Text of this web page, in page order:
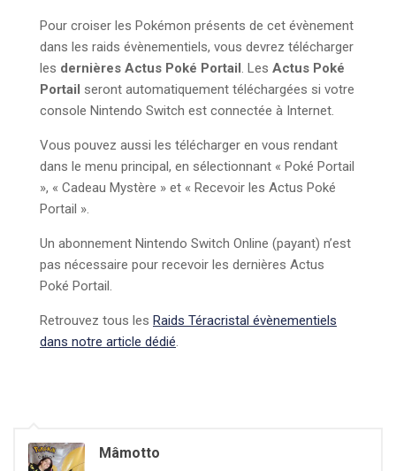
Pour croiser les Pokémon présents de cet évènement
dans les raids évènementiels, vous devrez télécharger
les dernières Actus Poké Portail. Les Actus Poké
Portail seront automatiquement téléchargées si votre
console Nintendo Switch est connectée à Internet.
Vous pouvez aussi les télécharger en vous rendant
dans le menu principal, en sélectionnant « Poké Portail
», « Cadeau Mystère » et « Recevoir les Actus Poké
Portail ».
Un abonnement Nintendo Switch Online (payant) n’est
pas nécessaire pour recevoir les dernières Actus
Poké Portail.
Retrouvez tous les Raids Téracristal évènementiels
dans notre article dédié.
Mâmotto